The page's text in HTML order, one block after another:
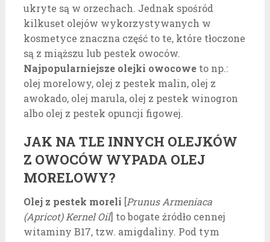
ukryte są w orzechach. Jednak spośród
kilkuset olejów wykorzystywanych w
kosmetyce znaczna część to te, które tłoczone
są z miąższu lub pestek owoców.
Najpopularniejsze olejki owocoweto np.:
olej morelowy, olej z pestek malin, olej z
awokado, olej marula, olej z pestek winogron
albo olej z pestek opuncji figowej.
JAK NA TLE INNYCH OLEJKÓW
Z OWOCÓW WYPADA OLEJ
MORELOWY?
Olej z pestek moreli [Prunus Armeniaca
(Apricot) Kernel Oil] to bogate źródło cennej
witaminy B17, tzw. amigdaliny. Pod tym